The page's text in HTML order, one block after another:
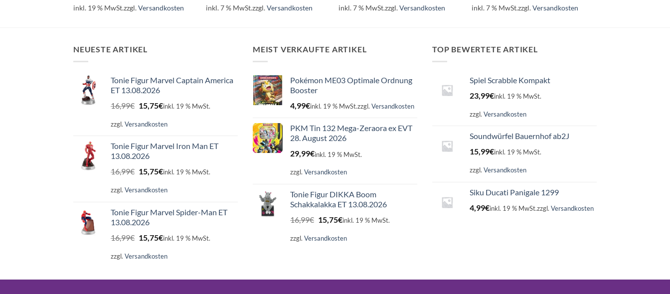
inkl. 19 % MwSt.zzgl.Versandkosten inkl. 7 % MwSt.zzgl.Versandkosten inkl. 7 % MwSt.zzgl.Versandkosten inkl. 7 % MwSt.zzgl.Versandkosten
NEUESTE ARTIKEL
Tonie Figur Marvel Captain America
ET 13.08.2026
16,99€ Ursprünglicher
Preis
war:
15,75€Aktueller
ist:
inkl. 19 % MwSt.
zzgl. Versandkosten
Tonie Figur Marvel Iron Man ET
13.08.2026
16,99€ Ursprünglicher
Preis
war:
15,75€Aktueller
ist:
inkl. 19 % MwSt.
zzgl. Versandkosten
Tonie Figur Marvel Spider-Man ET
13.08.2026
16,99€ Ursprünglicher
Preis
war:
15,75€Aktueller
ist:
inkl. 19 % MwSt.
zzgl. Versandkosten
MEIST VERKAUFTE ARTIKEL
Pokémon ME03 Optimale Ordnung
Booster
4,99€inkl. 19 % MwSt.zzgl. Versandkosten
PKM Tin 132 Mega-Zeraora ex EVT
28. August 2026
29,99€inkl. 19 % MwSt.
zzgl. Versandkosten
Tonie Figur DIKKA Boom
Schakkalakka ET 13.08.2026
16,99€ Ursprünglicher
Preis
war:
15,75€Aktueller
ist:
inkl. 19 % MwSt.
zzgl. Versandkosten
TOP BEWERTETE ARTIKEL
Spiel Scrabble Kompakt
23,99€inkl. 19 % MwSt.
zzgl. Versandkosten
Soundwürfel Bauernhof ab2J
15,99€inkl. 19 % MwSt.
zzgl. Versandkosten
Siku Ducati Panigale 1299
4,99€inkl. 19 % MwSt.zzgl. Versandkosten